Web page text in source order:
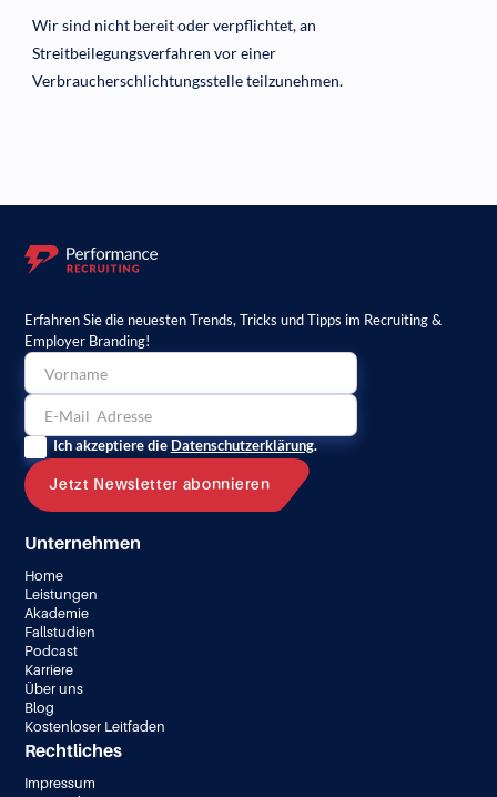
Wir sind nicht bereit oder verpflichtet, an
Streitbeilegungsverfahren vor einer
Verbraucherschlichtungsstelle teilzunehmen.
Erfahren Sie die neuesten Trends, Tricks und Tipps im Recruiting &
Employer Branding!
Ich akzeptiere dieDatenschutzerklärung.
Unternehmen
Home
Leistungen
Akademie
Fallstudien
Podcast
Karriere
Über uns
Blog
Kostenloser Leitfaden
Rechtliches
Impressum